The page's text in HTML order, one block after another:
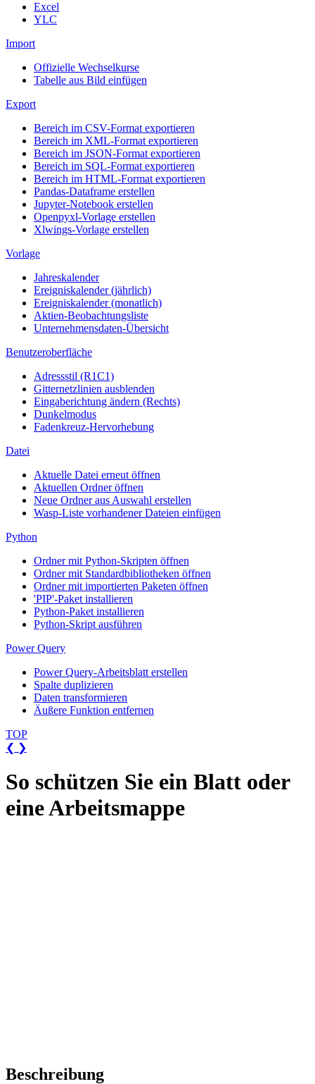
Excel
YLC
Import
Offizielle Wechselkurse
Tabelle aus Bild einfügen
Export
Bereich im CSV-Format exportieren
Bereich im XML-Format exportieren
Bereich im JSON-Format exportieren
Bereich im SQL-Format exportieren
Bereich im HTML-Format exportieren
Pandas-Dataframe erstellen
Jupyter-Notebook erstellen
Openpyxl-Vorlage erstellen
Xlwings-Vorlage erstellen
Vorlage
Jahreskalender
Ereigniskalender (jährlich)
Ereigniskalender (monatlich)
Aktien-Beobachtungsliste
Unternehmensdaten-Übersicht
Benutzeroberfläche
Adressstil (R1C1)
Gitternetzlinien ausblenden
Eingaberichtung ändern (Rechts)
Dunkelmodus
Fadenkreuz-Hervorhebung
Datei
Aktuelle Datei erneut öffnen
Aktuellen Ordner öffnen
Neue Ordner aus Auswahl erstellen
Wasp-Liste vorhandener Dateien einfügen
Python
Ordner mit Python-Skripten öffnen
Ordner mit Standardbibliotheken öffnen
Ordner mit importierten Paketen öffnen
'PIP'-Paket installieren
Python-Paket installieren
Python-Skript ausführen
Power Query
Power Query-Arbeitsblatt erstellen
Spalte duplizieren
Daten transformieren
Äußere Funktion entfernen
TOP
❮ ❯
So schützen Sie ein Blatt oder
eine Arbeitsmappe
Beschreibung